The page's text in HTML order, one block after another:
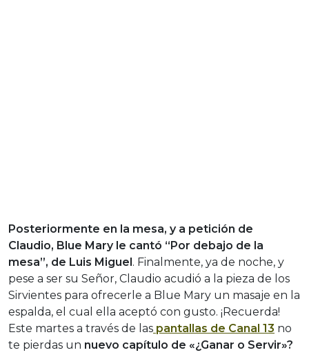
Posteriormente en la mesa, y a petición de
Claudio, Blue Mary le cantó “Por debajo de la
mesa”, de Luis Miguel . Finalmente, ya de noche, y
pese a ser su Señor, Claudio acudió a la pieza de los
Sirvientes para ofrecerle a Blue Mary un masaje en la
espalda, el cual ella aceptó con gusto. ¡Recuerda!
Este martes a través de las pantallas de Canal 13 no
te pierdas un nuevo capítulo de «¿Ganar o Servir»?